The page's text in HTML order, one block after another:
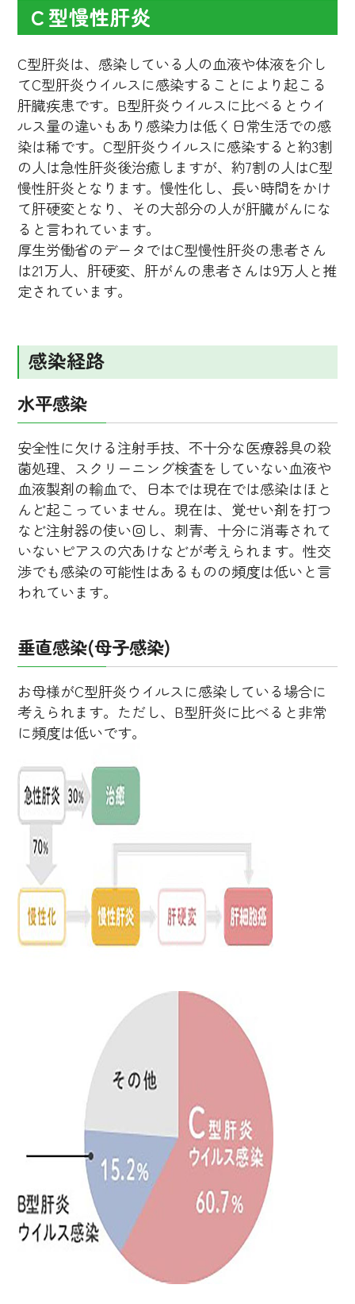
Ｃ型慢性肝炎
C型肝炎は、感染している人の血液や体液を介し
てC型肝炎ウイルスに感染することにより起こる
肝臓疾患です。B型肝炎ウイルスに比べるとウイ
ルス量の違いもあり感染力は低く日常生活での感
染は稀です。C型肝炎ウイルスに感染すると約3割
の人は急性肝炎後治癒しますが、約7割の人はC型
慢性肝炎となります。慢性化し、長い時間をかけ
て肝硬変となり、その大部分の人が肝臓がんにな
ると言われています。
厚生労働省のデータではC型慢性肝炎の患者さん
は21万人、肝硬変、肝がんの患者さんは9万人と推
定されています。
感染経路
水平感染
安全性に欠ける注射手技、不十分な医療器具の殺
菌処理、スクリーニング検査をしていない血液や
血液製剤の輸血で、日本では現在では感染はほと
んど起こっていません。現在は、覚せい剤を打つ
など注射器の使い回し、刺青、十分に消毒されて
いないピアスの穴あけなどが考えられます。性交
渉でも感染の可能性はあるものの頻度は低いと言
われています。
垂直感染(母子感染)
お母様がC型肝炎ウイルスに感染している場合に
考えられます。ただし、B型肝炎に比べると非常
に頻度は低いです。